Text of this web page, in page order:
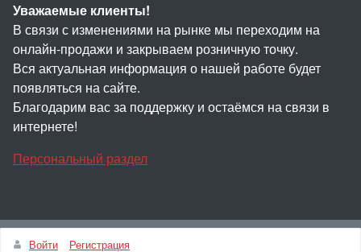
Уважаемые клиенты!
В связи с изменениями на рынке мы переходим на
онлайн-продажи и закрываем розничную точку.
Вся актуальная информация о нашей работе будет
появляться на сайте.
Благодарим вас за поддержку и остаёмся на связи в
интернете!
Персональный раздел
Войти Регистрация